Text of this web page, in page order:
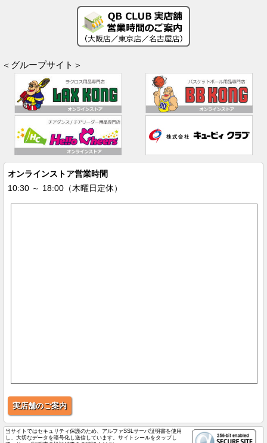
＜グループサイト＞
オンラインストア営業時間
10:30 ～ 18:00（木曜日定休）
実店舗のご案内
当サイトではセキュリティ保護のため、アルファSSLサーバ証明書を使用
し、大切なデータを暗号化し送信しています。サイトシールをタップし